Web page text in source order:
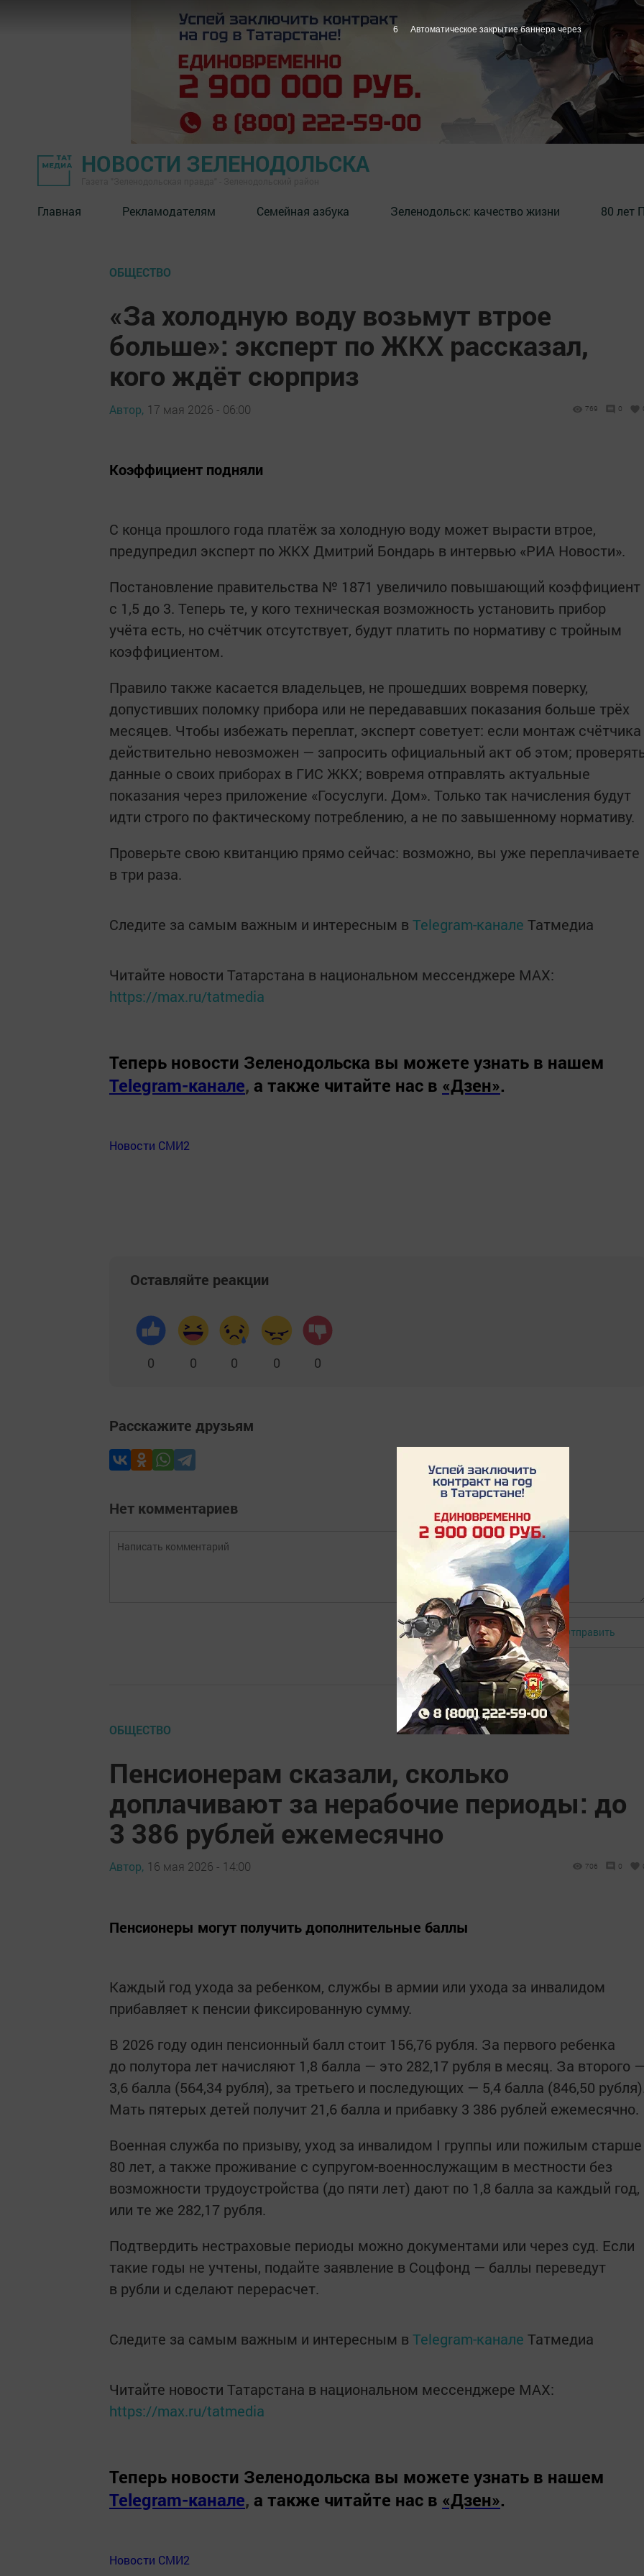
НОВОСТИ ЗЕЛЕНОДОЛЬСКА
Главная Рекламодателям Семейная азбука ⁠Зеленодольск: качество жизни 80 лет
ОБЩЕСТВО
«За холодную воду возьмут втрое
больше»: эксперт по ЖКХ рассказал,
кого ждёт сюрприз
Автор, 17 мая 2026 - 06:00 769 0
Коэффициент подняли
С конца прошлого года платёж за холодную воду может вырасти втрое,
предупредил эксперт по ЖКХ Дмитрий Бондарь в интервью «РИА Новости».
Постановление правительства № 1871 увеличило повышающий коэффициент
с 1,5 до 3. Теперь те, у кого техническая возможность установить прибор
учёта есть, но счётчик отсутствует, будут платить по нормативу с тройным
коэффициентом.
Правило также касается владельцев, не прошедших вовремя поверку,
допустивших поломку прибора или не передававших показания больше трёх
месяцев. Чтобы избежать переплат, эксперт советует: если монтаж счётчика
действительно невозможен — запросить официальный акт об этом;
данные о своих приборах в ГИС ЖКХ; вовремя отправлять актуальные
показания через приложение «Госуслуги. Дом». Только так начисления будут
идти строго по фактическому потреблению, а не по завышенному нормативу.
Проверьте свою квитанцию прямо сейчас: возможно, вы уже переплачиваете
в три раза.
Следите за самым важным и интересным в Telegram-канале Татмедиа
Читайте новости Татарстана в национальном мессенджере MАХ:
https://max.ru/tatmedia
Теперь новости Зеленодольска вы можете узнать в нашем
Telegram-канале, а также читайте нас в «Дзен».
Новости СМИ2
Оставляйте реакции
0 0 0 0 0
Расскажите друзьям
Нет комментариев
Авторизоваться Отправить
ОБЩЕСТВО
Пенсионерам сказали, сколько
доплачивают за нерабочие периоды: до
3 386 рублей ежемесячно
Автор, 16 мая 2026 - 14:00 706 0
Пенсионеры могут получить дополнительные баллы
Каждый год ухода за ребенком, службы в армии или ухода за инвалидом
прибавляет к пенсии фиксированную сумму.
В 2026 году один пенсионный балл стоит 156,76 рубля. За первого ребенка
до полутора лет начисляют 1,8 балла — это 282,17 рубля в месяц. За второго
3,6 балла (564,34 рубля), за третьего и последующих — 5,4 балла (846,50
Мать пятерых детей получит 21,6 балла и прибавку 3 386 рублей ежемесячно.
Военная служба по призыву, уход за инвалидом I группы или пожилым старше
80 лет, а также проживание с супругом-военнослужащим в местности без
возможности трудоустройства (до пяти лет) дают по 1,8 балла за каждый год,
или те же 282,17 рубля.
Подтвердить нестраховые периоды можно документами или через суд. Если
такие годы не учтены, подайте заявление в Соцфонд — баллы переведут
в рубли и сделают перерасчет.
Следите за самым важным и интересным в Telegram-канале Татмедиа
Читайте новости Татарстана в национальном мессенджере MАХ:
https://max.ru/tatmedia
Теперь новости Зеленодольска вы можете узнать в нашем
Telegram-канале, а также читайте нас в «Дзен».
Новости СМИ2
5 Автоматическое закрытие баннера через